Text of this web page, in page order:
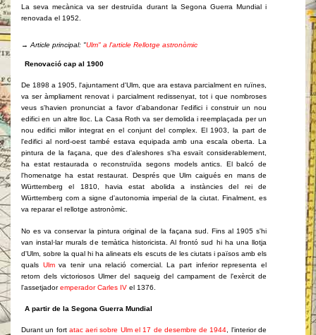
La seva mecànica va ser destruïda durant la Segona Guerra Mundial i
renovada el 1952.
→ Article principal: "Ulm" a l'article Rellotge astronòmic
Renovació cap al 1900
De 1898 a 1905, l'ajuntament d'Ulm, que ara estava parcialment en ruïnes,
va ser àmpliament renovat i parcialment redissenyat, tot i que nombroses
veus s'havien pronunciat a favor d'abandonar l'edifici i construir un nou
edifici en un altre lloc. La Casa Roth va ser demolida i reemplaçada per un
nou edifici millor integrat en el conjunt del complex. El 1903, la part de
l'edifici al nord-oest també estava equipada amb una escala oberta. La
pintura de la façana, que des d'aleshores s'ha esvaït considerablement,
ha estat restaurada o reconstruïda segons models antics. El balcó de
l'homenatge ha estat restaurat. Després que Ulm caigués en mans de
Württemberg el 1810, havia estat abolida a instàncies del rei de
Württemberg com a signe d'autonomia imperial de la ciutat. Finalment, es
va reparar el rellotge astronòmic.
No es va conservar la pintura original de la façana sud. Fins al 1905 s'hi
van instal·lar murals de temàtica historicista. Al frontó sud hi ha una llotja
d'Ulm, sobre la qual hi ha alineats els escuts de les ciutats i països amb els
quals Ulmva tenir una relació comercial. La part inferior representa el
retorn dels victoriosos Ulmer del saqueig del campament de l'exèrcit de
l'assetjadoremperador Carles IV el 1376.
A partir de la Segona Guerra Mundial
Durant un fort atac aeri sobre Ulm el 17 de desembre de 1944 , l'interior de